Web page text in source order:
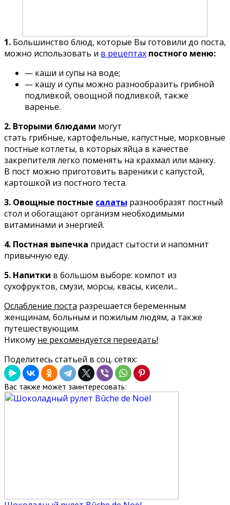
1. Большинство блюд, которые Вы готовили до поста,
можно использовать и в рецептах постного меню:
— каши и супы на воде;
— кашу и супы можно разнообразить грибной
подливкой, овощной подливкой, также
варенье.
2. Вторыми блюдами могут
стать грибные, картофельные, капустные, морковные
постные котлеты, в которых яйца в качестве
закрепителя легко поменять на крахмал или манку.
В пост можно приготовить вареники с капустой,
картошкой из постного теста.
3. Овощные постные салаты разнообразят постный
стол и обогащают организм необходимыми
витаминами и энергией.
4. Постная выпечка придаст сытости и напомнит
привычную еду.
5. Напитки в большом выборе: компот из
сухофруктов, смузи, морсы, квасы, кисели...
Ослабление поста разрешается беременным
женщинам, больным и пожилым людям, а также
путешествующим.
Никому не рекомендуется переедать!
Поделитесь статьей в соц. сетях:
Вас также может заинтересовать: